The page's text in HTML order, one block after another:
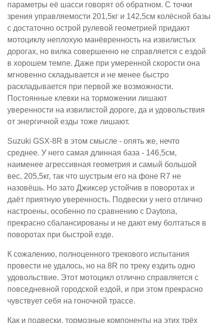
параметры её шасси говорят об обратном. С точки
зрения управляемости 201,5кг и 142,5см колёсной базы
с достаточно острой рулевой геометрией придают
мотоциклу неплохую манёвренность на извилистых
дорогах, но вилка совершенно не справляется с ездой
в хорошем темпе. Даже при умеренной скорости она
мгновенно складывается и не менее быстро
раскладывается при первой же возможности.
Постоянные клевки на торможении лишают
уверенности на извилистой дороге, да и удовольствия
от энергичной езды тоже лишают.
Suzuki GSX-8R в этом смысле - опять же, нечто
среднее. У него самая длинная база - 146,5см,
наименее агрессивная геометрия и самый большой
вес, 205,5кг, так что шустрым его на фоне R7 не
назовёшь. Но зато Джиксер устойчив в поворотах и
даёт приятную уверенность. Подвески у него отлично
настроены, особенно по сравнению с Daytona,
прекрасно сбалансированы и не дают ему болтаться в
поворотах при быстрой езде.
К сожалению, полноценного трекового испытания
провести не удалось, но на 8R по треку ездить одно
удовольствие. Этот мотоцикл отлично справляется с
повседневной городской ездой, и при этом прекрасно
чувствует себя на гоночной трассе.
Как и подвески, тормозные компоненты на этих трёх